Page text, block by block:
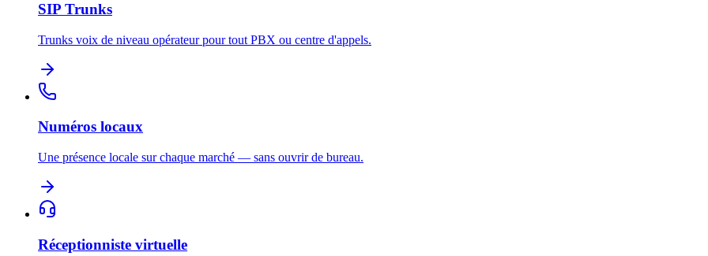
SIP Trunks
Trunks voix de niveau opérateur pour tout PBX ou centre d'appels.
Numéros locaux
Une présence locale sur chaque marché — sans ouvrir de bureau.
Réceptionniste virtuelle